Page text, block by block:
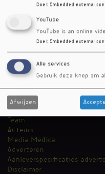
RSS-feed
Kantoormenu
Voedingsgeneeskunde
Team
Auteurs
Media Medica
Adverteren
Aanleverspecificaties
Disclaimer
Doel : Embedded external
YouTube
YouTube is an online
Doel : Embedded external
Alle services
Gebruik deze knop om
Afwijzen